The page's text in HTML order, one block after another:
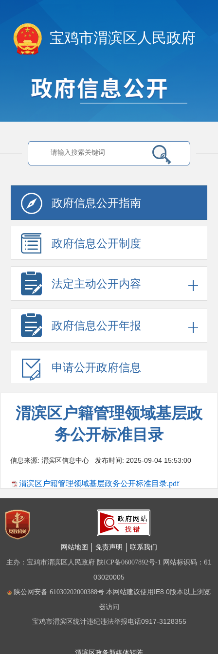
宝鸡市渭滨区人民政府
政府信息公开指南
政府信息公开制度
法定主动公开内容
政府信息公开年报
申请公开政府信息
渭滨区户籍管理领域基层政
务公开标准目录
信息来源: 渭滨区信息中心 发布时间: 2025-09-04 15:53:00
渭滨区户籍管理领域基层政务公开标准目录.pdf
网站地图 免责声明 联系我们
主办：宝鸡市渭滨区人民政府 陕ICP备06007892号-1 网站标识码：61
03020005
陕公网安备 61030202000388号本网站建议使用IE8.0版本以上浏览
器访问
宝鸡市渭滨区统计违纪违法举报电话0917-3128355